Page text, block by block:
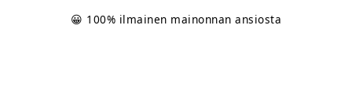
😀 100% ilmainen mainonnan ansiosta